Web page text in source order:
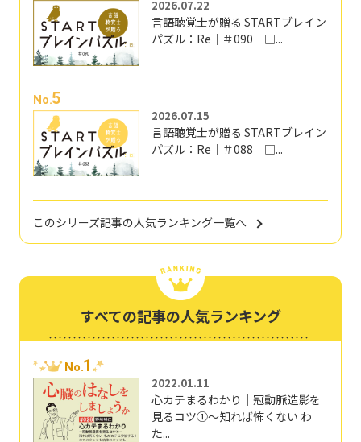
2026.07.22
言語聴覚士が贈る STARTブレイン
パズル：Re｜＃090｜□...
No.5
2026.07.15
言語聴覚士が贈る STARTブレイン
パズル：Re｜＃088｜□...
このシリーズ記事の人気ランキング一覧へ
すべての記事の人気ランキング
No.1
2022.01.11
心カテまるわかり｜冠動脈造影を
見るコツ①～知れば怖くない わ
た...